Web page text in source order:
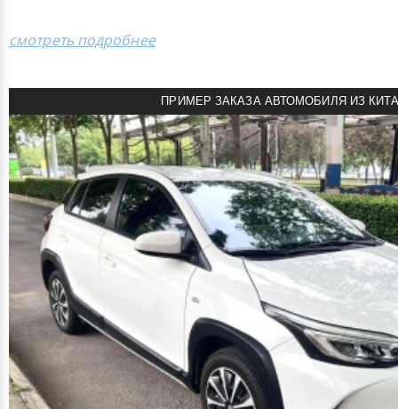
смотреть подробнее
ПРИМЕР ЗАКАЗА АВТОМОБИЛЯ ИЗ